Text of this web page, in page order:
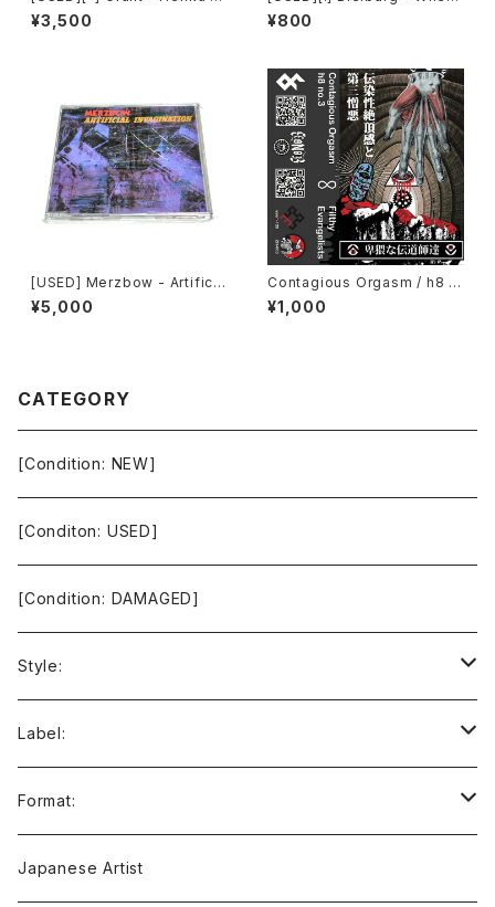
022) [CD]
¥3,500
The Truth Lies (2006) [2xC
D-R]
¥800
[USED] Merzbow - Artificia
l Invagination (1991) [CD]
¥5,000
Contagious Orgasm / h8 n
o.3 - Filthy Evangelists (20
20) [Cassette + Download
¥1,000
CATEGORY
[Condition: NEW]
[Conditon: USED]
[Condition: DAMAGED]
Style:
Ambient / Drone / Ritual
Avant / Experimental
Black Metal
Label:
21st Circuitry
412Recordings
Format:
CD
Japanese Artist